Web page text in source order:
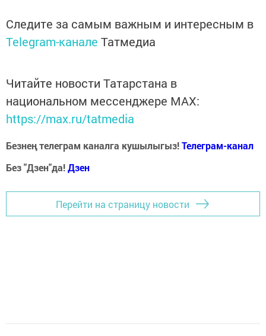
Следите за самым важным и интересным в
Telegram-канале Татмедиа
Читайте новости Татарстана в
национальном мессенджере MАХ:
https://max.ru/tatmedia
Безнең телеграм каналга кушылыгыз!Телеграм-канал
Без "Дзен"да!Дзен
Перейти на страницу новости